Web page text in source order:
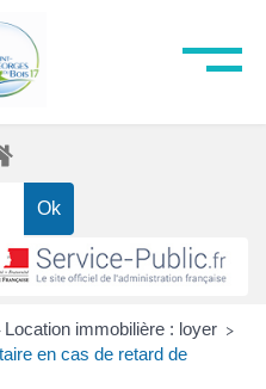
Location immobilière : loyer >
en cas de retard de